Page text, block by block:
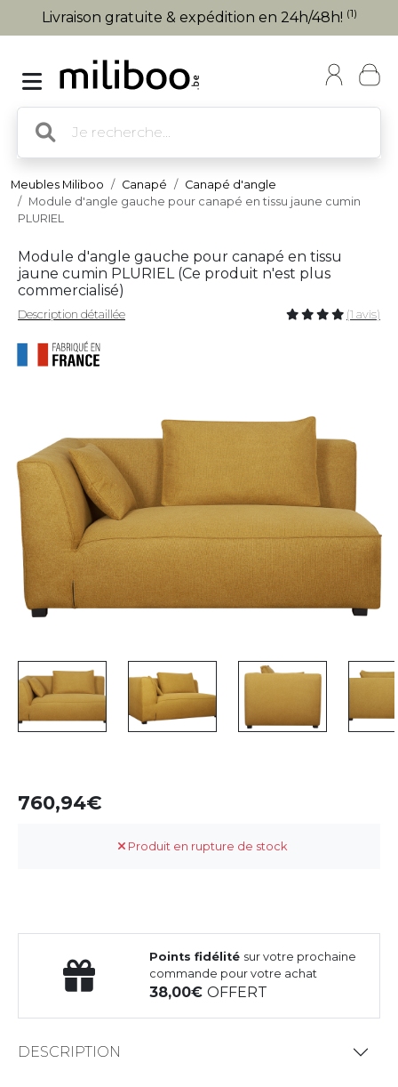
Livraison gratuite & expédition en 24h/48h! (1)
Meubles Miliboo Canapé
Canapé d'angle
Module d'angle gauche pour canapé en tissu jaune cumin
PLURIEL
Module d'angle gauche pour canapé en tissu
jaune cumin PLURIEL (Ce produit n'est plus
commercialisé)
Description détaillée (1 avis)
760,94
Produit en rupture de stock
Points fidélité sur votre prochaine
commande pour votre achat
38,00OFFERT
DESCRIPTION